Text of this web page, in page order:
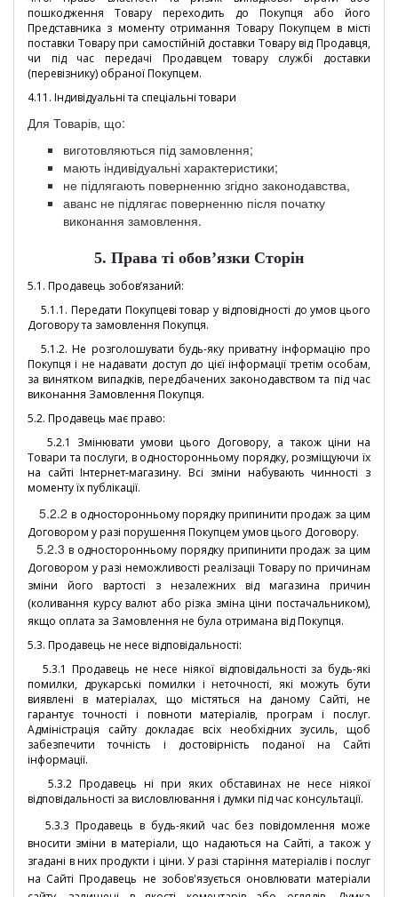
пошкодження Товару переходить до Покупця або його
Представника з моменту отримання Товару Покупцем в місті
поставки Товару при самостійній доставки Товару від Продавця,
чи під час передачі Продавцем товару службі доставки
(перевізнику) обраної Покупцем.
4.11. Індивідуальні та спеціальні товари
Для Товарів, що:
виготовляються під замовлення;
мають індивідуальні характеристики;
не підлягають поверненню згідно законодавства,
аванс не підлягає поверненню після початку
виконання замовлення.
5. Права ті обов’язки Сторін
5.1. Продавець зобов’язаний:
5.1.1. Передати Покупцеві товар у відповідності до умов цього
Договору та замовлення Покупця.
5.1.2. Не розголошувати будь-яку приватну інформацію про
Покупця і не надавати доступ до цієї інформації третім особам,
за винятком випадків, передбачених законодавством та під час
виконання Замовлення Покупця.
5.2. Продавець має право:
5.2.1 Змінювати умови цього Договору, а також ціни на
Товари та послуги, в односторонньому порядку, розміщуючи їх
на сайті Інтернет-магазину. Всі зміни набувають чинності з
моменту їх публікації.
5.2.2в односторонньому порядку припинити продаж за цим
Договором у разі порушення Покупцем умов цього Договору.
5.2.3в односторонньому порядку припинити продаж за цим
Договором у разі неможливості реалізаціі Товару по причинам
зміни його вартості з незалежних від магазина причин
(коливання курсу валют або різка зміна ціни постачальником),
якщо оплата за Замовлення не була отримана від Покупця.
5.3. Продавець не несе відповідальності:
5.3.1 Продавець не несе ніякої відповідальності за будь-які
помилки, друкарські помилки і неточності, які можуть бути
виявлені в матеріалах, що містяться на даному Сайті, не
гарантує точності і повноти матеріалів, програм і послуг.
Адміністрація сайту докладає всіх необхідних зусиль, щоб
забезпечити точність і достовірність поданої на Сайті
інформації.
5.3.2 Продавець ні при яких обставинах не несе ніякої
відповідальності за висловлювання і думки під час консультації.
5.3.3Продавець в будь-який час без повідомлення може
вносити зміни в матеріали, що надаються на Сайті, а також у
згадані в них продукти і ціни. У разі старіння матеріалів і послуг
на Сайті Продавець не зобов'язується оновлювати матеріали